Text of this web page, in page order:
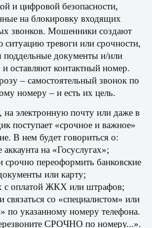
и цифровой безопасности,
на блокировку входящих
звонков. Мошенники создают
ситуацию тревоги или срочности,
поддельные документы и/или
оставляют контактный номер.
– самостоятельный звонок по
номеру – и есть их цель.
на электронную почту или даже в
поступает «срочное и важное»
В нем будет говориться о:
аккаунта на «Госуслугах»;
срочно переоформить банковские
или карту;
с оплатой ЖКХ или штрафов;
связаться со «специалистом» или
по указанному номеру телефона.
СРОЧНО по номеру...».